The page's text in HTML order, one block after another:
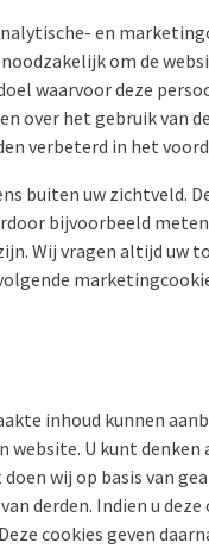
en
om de
waarvoor deze
over het gebruik van
verbeterd in het
buiten uw zichtveld.
bijvoorbeeld
Wij vragen altijd uw
inhoud kunnen
U kunt denken
wij op basis van
derden. Indien u
cookies geven